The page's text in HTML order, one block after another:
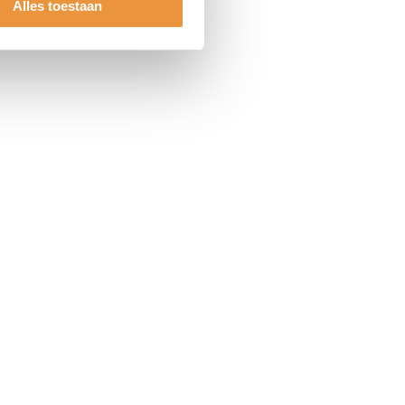
Alles toestaan